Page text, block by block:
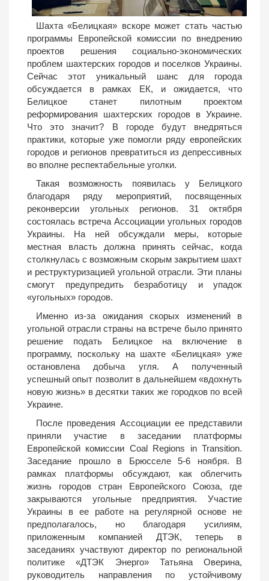
Шахта «Белицкая» вскоре может стать частью
программы Европейской комиссии по внедрению
проектов решения социально-экономических
проблем шахтерских городов и поселков Украины.
Сейчас этот уникальный шанс для города
обсуждается в рамках ЕК, и ожидается, что
Белицкое станет пилотным проектом
реформирования шахтерских городов в Украине.
Что это значит? В городе будут внедряться
практики, которые уже помогли ряду европейских
городов и регионов превратиться из депрессивных
во вполне респектабельные уголки.
Такая возможность появилась у Белицкого
благодаря ряду мероприятий, посвященных
реконверсии угольных регионов. 31 октября
состоялась встреча Ассоциации угольных городов
Украины. На ней обсуждали меры, которые
местная власть должна принять сейчас, когда
столкнулась с возможным скорым закрытием шахт
и реструктуризацией угольной отрасли. Эти планы
смогут предупредить безработицу и упадок
«угольных» городов.
Именно из-за ожидания скорых изменений в
угольной отрасли страны на встрече было принято
решение подать Белицкое на включение в
программу, поскольку на шахте «Белицкая» уже
остановлена добыча угля. А полученный
успешный опыт позволит в дальнейшем «вдохнуть
новую жизнь» в десятки таких же городков по всей
Украине.
После проведения Ассоциации ее представили
приняли участие в заседании платформы
Европейской комиссии Coal Regions in Transition.
Заседание прошло в Брюсселе 5-6 ноября. В
рамках платформы обсуждают, как облегчить
жизнь городов стран Европейского Союза, где
закрываются угольные предприятия. Участие
Украины в ее работе на регулярной основе не
предполагалось, но благодаря усилиям,
приложенным компанией ДТЭК, теперь в
заседаниях участвуют директор по региональной
политике «ДТЭК Энерго» Татьяна Оверина,
руководитель направления по устойчивому